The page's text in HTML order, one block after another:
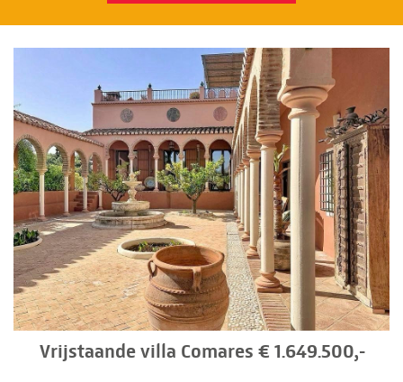
Vrijstaande villa Comares € 1.649.500,-